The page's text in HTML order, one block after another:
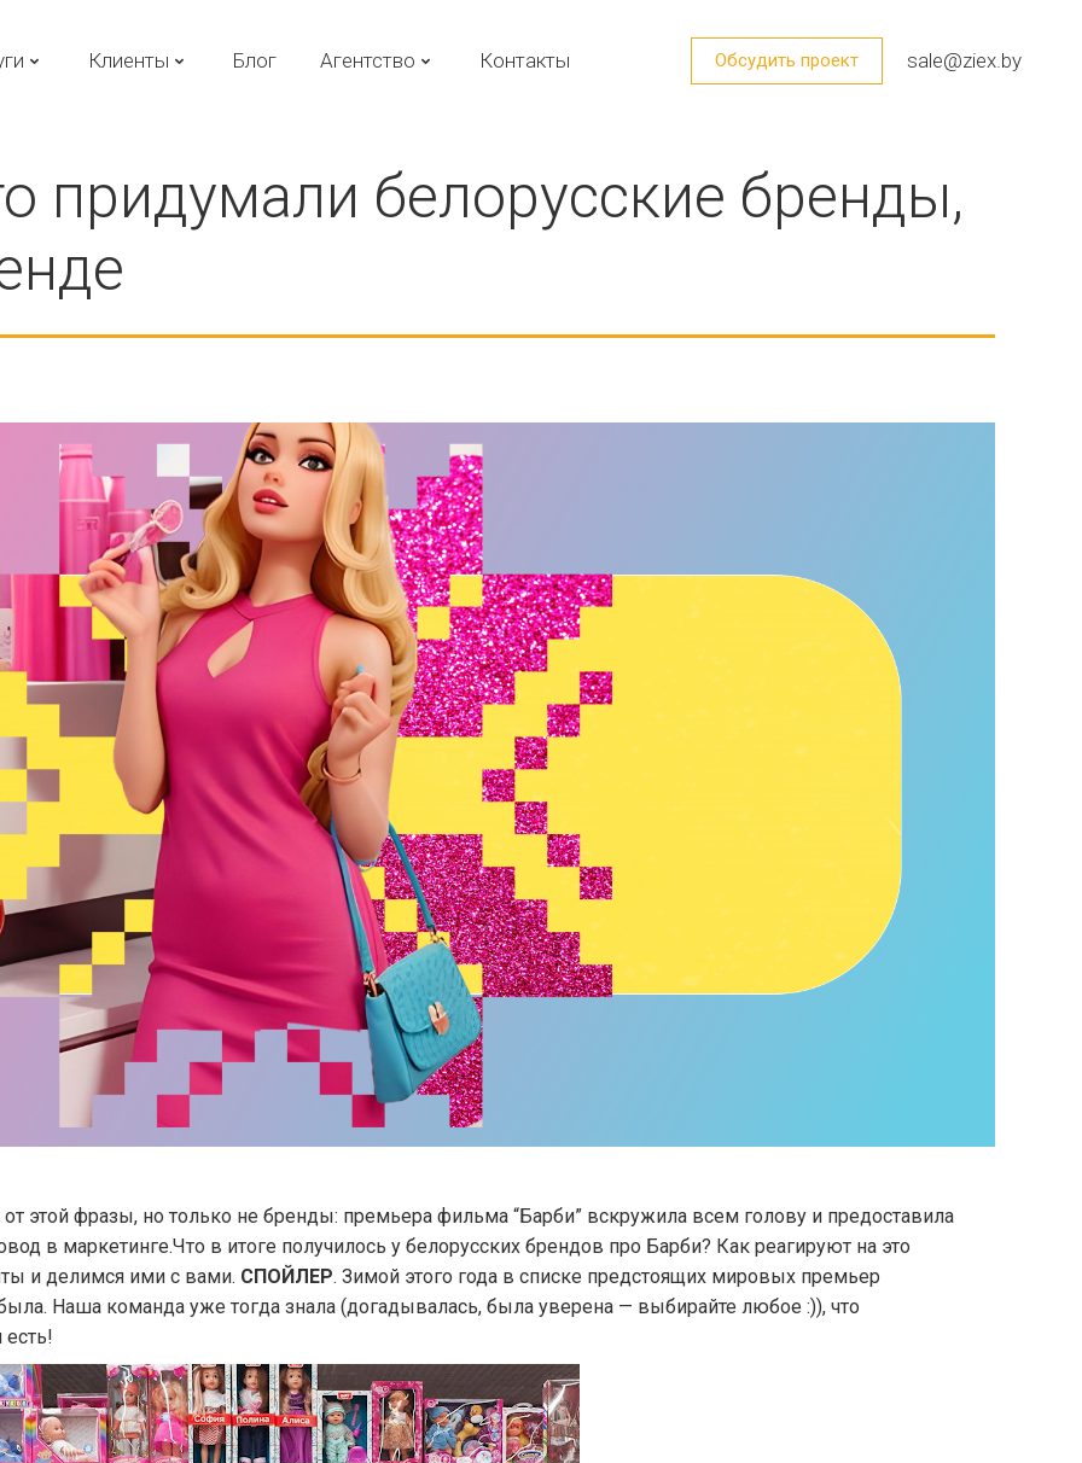
Клиенты Блог Агентство Контакты Обсудить проект sale@ziex.by
придумали белорусские бренды,
этой фразы, но только не бренды: премьера фильма “Барби” вскружила всем голову и предоставила
в маркетинге.Что в итоге получилось у белорусских брендов про Барби? Как реагируют на это
и делимся ими с вами. СПОЙЛЕР. Зимой этого года в списке предстоящих мировых премьер
Наша команда уже тогда знала (догадывалась, была уверена — выбирайте любое :)), что